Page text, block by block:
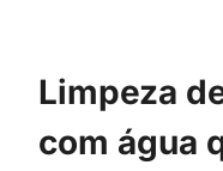
Limpeza
com água